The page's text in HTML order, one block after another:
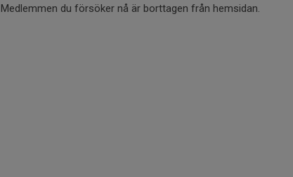
Medlemmen du försöker nå är borttagen från hemsidan.